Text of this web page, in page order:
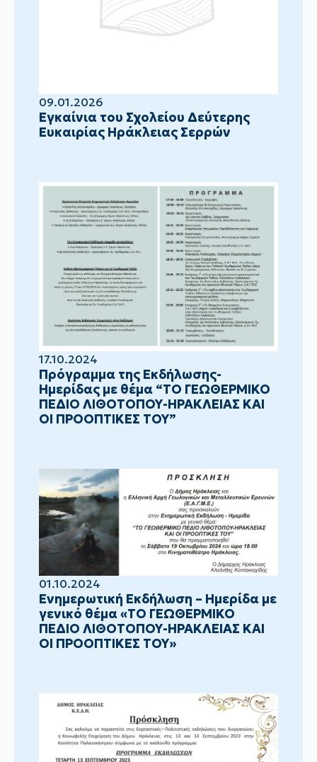
09.01.2026
Eγκαίνια του Σχολείου Δεύτερης
Ευκαιρίας Ηράκλειας Σερρών
17.10.2024
Πρόγραμμα της Εκδήλωσης-
Ημερίδας με θέμα “ΤΟ ΓΕΩΘΕΡΜΙΚΟ
ΠΕΔΙΟ ΛΙΘΟΤΟΠΟΥ-ΗΡΑΚΛΕΙΑΣ ΚΑΙ
ΟΙ ΠΡΟΟΠΤΙΚΕΣ ΤΟΥ”
01.10.2024
Ενημερωτική Εκδήλωση – Ημερίδα με
γενικό θέμα «ΤΟ ΓΕΩΘΕΡΜΙΚΟ
ΠΕΔΙΟ ΛΙΘΟΤΟΠΟΥ-ΗΡΑΚΛΕΙΑΣ ΚΑΙ
ΟΙ ΠΡΟΟΠΤΙΚΕΣ ΤΟΥ»